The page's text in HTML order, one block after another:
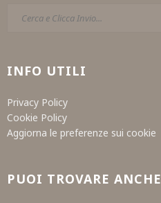
INFO UTILI
Privacy Policy
Cookie Policy
Aggiorna le preferenze sui cookie
PUOI TROVARE ANCHE